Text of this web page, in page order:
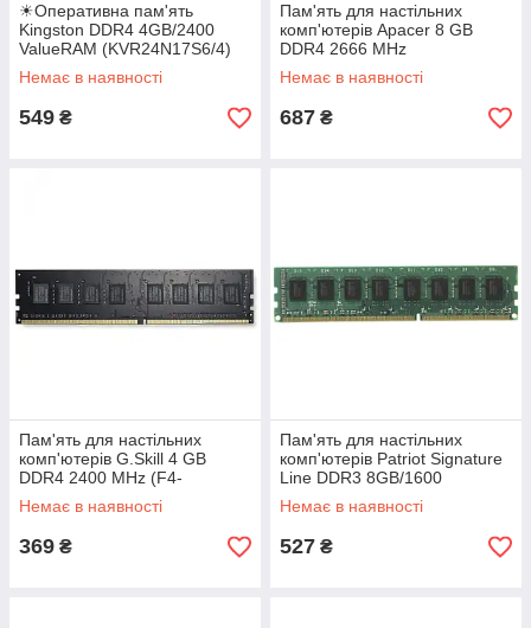
☀Оперативна пам'ять
Kingston DDR4 4GB/2400
ValueRAM (KVR24N17S6/4)
для настільних ПК 2 шт.
Немає в наявності
549 ₴
Пам'ять для настільних
комп'ютерів Apacer 8 GB
DDR4 2666 MHz
(A4U08G26CRIBH05-1) шт
Немає в наявності
687 ₴
Пам'ять для настільних
комп'ютерів G.Skill 4 GB
DDR4 2400 MHz (F4-
2400C17S-4GNT) шт
Немає в наявності
369 ₴
Пам'ять для настільних
комп'ютерів Patriot Signature
Line DDR3 8GB/1600
(PSD38G16002) шт
Немає в наявності
527 ₴